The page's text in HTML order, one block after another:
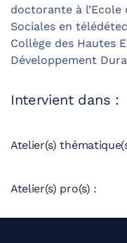
doctorante à l’Ecole
Sociales en
Collège des Hautes
Développement
Intervient dans :
Atelier(s)
Atelier(s) pro(s) :